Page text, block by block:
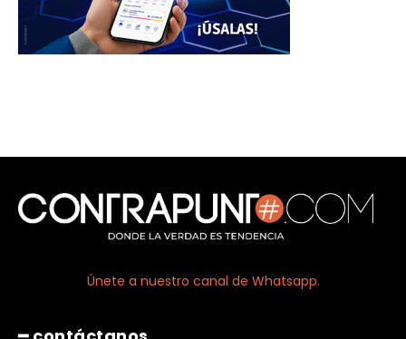
Únete a nuestro canal de Whatsapp.